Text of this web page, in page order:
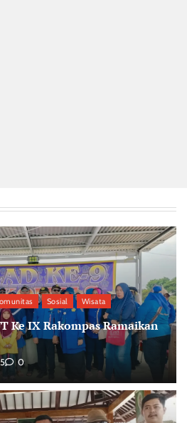
Sosial Wisata
Ke IX Rakompas Ramaikan
0